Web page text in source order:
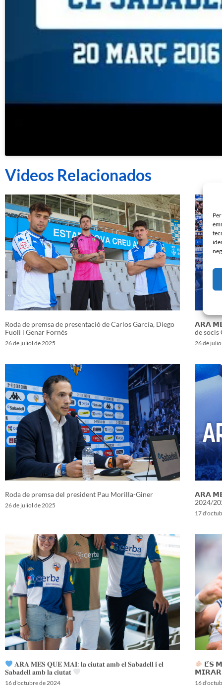
Videos Relacionados
Roda de premsa de presentació de Carlos García, Diego
Fuoli i Genar Fornés
26 de juliol de 2025
𝗔𝗥𝗔
de socis
26 de
Roda de premsa del president Pau Morilla-Giner
26 de juliol de 2025
𝗔𝗥𝗔
2024/
17
𝐀𝐑𝐀 𝐌𝐄́𝐒 𝐐𝐔𝐄 𝐌𝐀𝐈: 𝐥𝐚 𝐜𝐢𝐮𝐭𝐚𝐭 𝐚𝐦𝐛 𝐞𝐥 𝐒𝐚𝐛𝐚𝐝𝐞𝐥𝐥 𝐢 𝐞𝐥
𝐒𝐚𝐛𝐚𝐝𝐞𝐥𝐥 𝐚𝐦𝐛 𝐥𝐚 𝐜𝐢𝐮𝐭𝐚𝐭
16 d'octubre de 2024
𝗘́𝗦
16